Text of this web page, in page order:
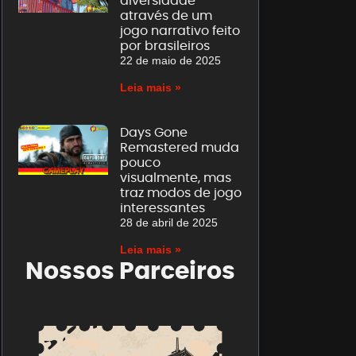
através de um
jogo narrativo feito
por brasileiros
22 de maio de 2025
Leia mais »
Days Gone
Remastered muda
pouco
visualmente, mas
traz modos de jogo
interessantes
28 de abril de 2025
Leia mais »
Nossos Parceiros